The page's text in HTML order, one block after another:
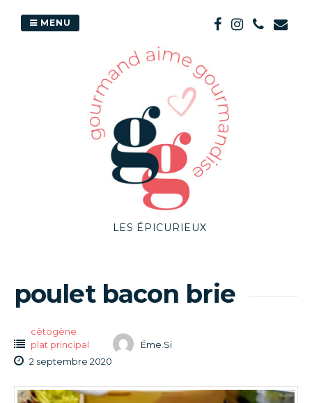
LES ÉPICURIEUX
MENU
poulet bacon brie
cètogène
plat principal
Ëme.Si
2 septembre 2020